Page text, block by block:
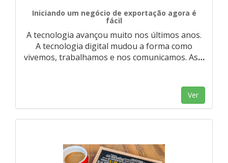
Iniciando um negócio de exportação agora é
fácil
A tecnologia avançou muito nos últimos anos.
A tecnologia digital mudou a forma como
vivemos, trabalhamos e nos comunicamos. As…
Ver